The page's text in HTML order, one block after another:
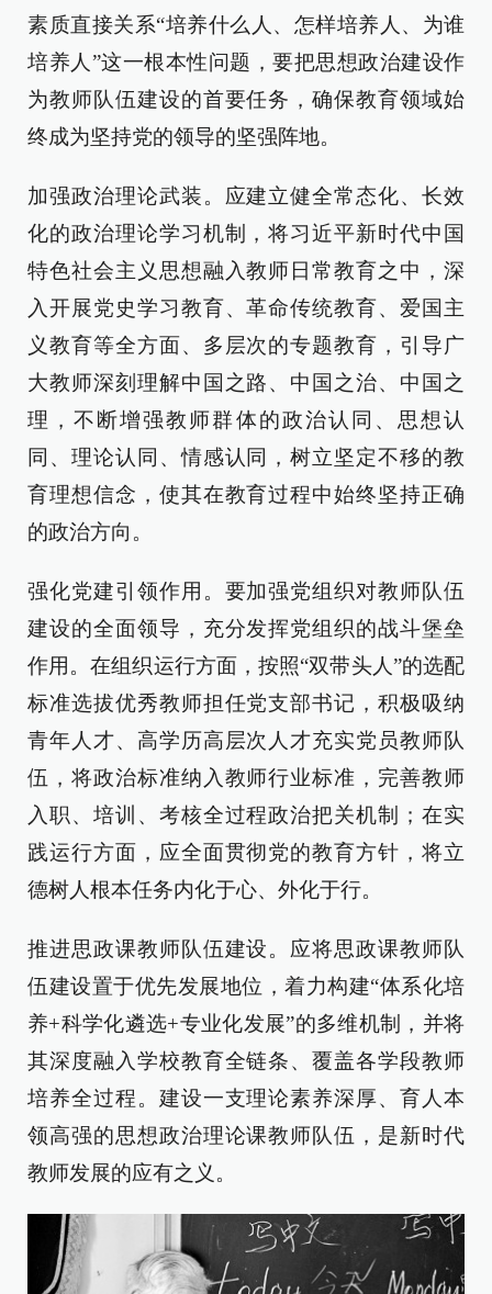
素质直接关系“培养什么人、怎样培养人、为谁
培养人”这一根本性问题，要把思想政治建设作
为教师队伍建设的首要任务，确保教育领域始
终成为坚持党的领导的坚强阵地。
加强政治理论武装。应建立健全常态化、长效
化的政治理论学习机制，将习近平新时代中国
特色社会主义思想融入教师日常教育之中，深
入开展党史学习教育、革命传统教育、爱国主
义教育等全方面、多层次的专题教育，引导广
大教师深刻理解中国之路、中国之治、中国之
理，不断增强教师群体的政治认同、思想认
同、理论认同、情感认同，树立坚定不移的教
育理想信念，使其在教育过程中始终坚持正确
的政治方向。
强化党建引领作用。要加强党组织对教师队伍
建设的全面领导，充分发挥党组织的战斗堡垒
作用。在组织运行方面，按照“双带头人”的选配
标准选拔优秀教师担任党支部书记，积极吸纳
青年人才、高学历高层次人才充实党员教师队
伍，将政治标准纳入教师行业标准，完善教师
入职、培训、考核全过程政治把关机制；在实
践运行方面，应全面贯彻党的教育方针，将立
德树人根本任务内化于心、外化于行。
推进思政课教师队伍建设。应将思政课教师队
伍建设置于优先发展地位，着力构建“体系化培
养+科学化遴选+专业化发展”的多维机制，并将
其深度融入学校教育全链条、覆盖各学段教师
培养全过程。建设一支理论素养深厚、育人本
领高强的思想政治理论课教师队伍，是新时代
教师发展的应有之义。